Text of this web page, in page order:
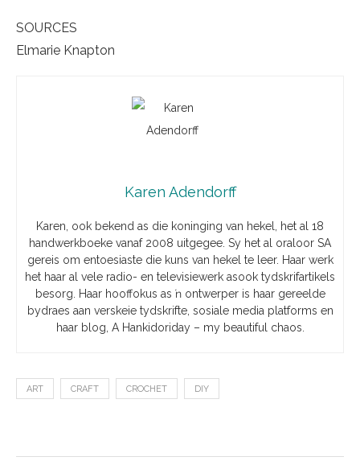
SOURCES
Elmarie Knapton
Karen Adendorff
Karen, ook bekend as die koninging van hekel, het al 18
handwerkboeke vanaf 2008 uitgegee. Sy het al oraloor SA
gereis om entoesiaste die kuns van hekel te leer. Haar werk
het haar al vele radio- en televisiewerk asook tydskrifartikels
besorg. Haar hooffokus as ŉ ontwerper is haar gereelde
bydraes aan verskeie tydskrifte, sosiale media platforms en
haar blog, A Hankidoriday – my beautiful chaos.
ART CRAFT CROCHET DIY